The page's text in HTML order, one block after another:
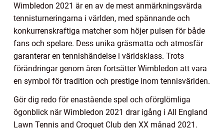
Wimbledon 2021 är en av de mest anmärkningsvärda
tennisturneringarna i världen, med spännande och
konkurrenskraftiga matcher som höjer pulsen för både
fans och spelare. Dess unika gräsmatta och atmosfär
garanterar en tennishändelse i världsklass. Trots
förändringar genom åren fortsätter Wimbledon att vara
en symbol för tradition och prestige inom tennisvärlden.
Gör dig redo för enastående spel och oförglömliga
ögonblick när Wimbledon 2021 drar igång i All England
Lawn Tennis and Croquet Club den XX månad 2021.